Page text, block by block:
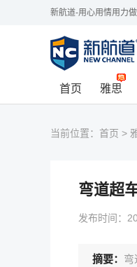
新航道-用心用情用力做
首页 雅思
当前位置： 首页 >
弯道超
发布时间：
摘要： 弯